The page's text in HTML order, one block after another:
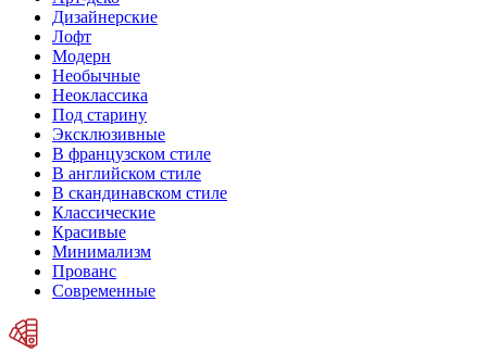
Дизайнерские
Лофт
Модерн
Необычные
Неоклассика
Под старину
Эксклюзивные
В французском стиле
В английском стиле
В скандинавском стиле
Классические
Красивые
Минимализм
Прованс
Современные